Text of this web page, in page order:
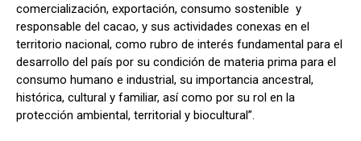
comercialización, exportación, consumo sostenible y
responsable del cacao, y sus actividades conexas en el
territorio nacional, como rubro de interés fundamental para el
desarrollo del país por su condición de materia prima para el
consumo humano e industrial, su importancia ancestral,
histórica, cultural y familiar, así como por su rol en la
protección ambiental, territorial y biocultural”.